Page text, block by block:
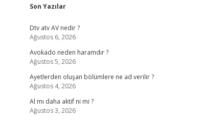
Sidebar
Son Yazılar
Dtv atv AV nedir ?
Ağustos 6, 2026
Avokado neden haramdır ?
Ağustos 5, 2026
Ayetlerden oluşan bölümlere ne ad verilir ?
Ağustos 4, 2026
Al mı daha aktif ni mi ?
Ağustos 3, 2026